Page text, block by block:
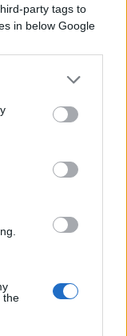
party tags to
in below Google
the
la
dei vari Stati
è
un’unica
Questo
normative,
in Francia,